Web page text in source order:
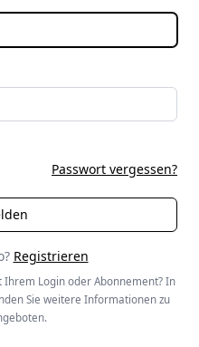
Passwort vergessen?
Registrieren
Login oder Abonnement? In
Sie weitere Informationen zu